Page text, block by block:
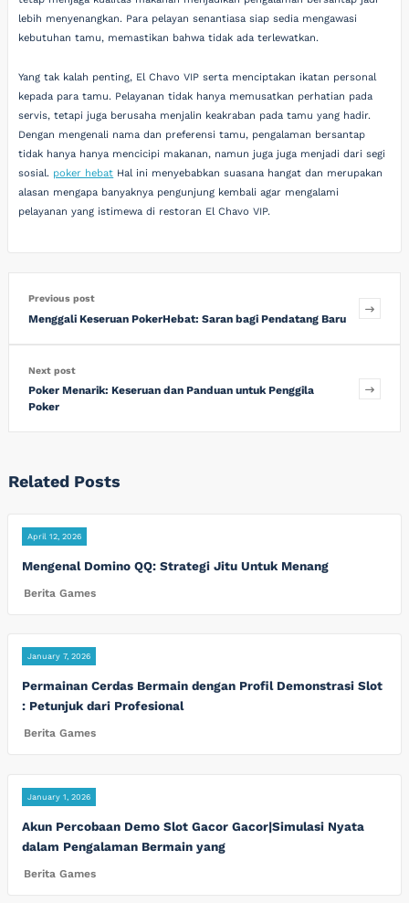
lebih menyenangkan. Para pelayan senantiasa siap sedia mengawasi
kebutuhan tamu, memastikan bahwa tidak ada terlewatkan.
Yang tak kalah penting, El Chavo VIP serta menciptakan ikatan personal
kepada para tamu. Pelayanan tidak hanya memusatkan perhatian pada
servis, tetapi juga berusaha menjalin keakraban pada tamu yang hadir.
Dengan mengenali nama dan preferensi tamu, pengalaman bersantap
tidak hanya hanya mencicipi makanan, namun juga juga menjadi dari segi
sosial. poker hebat Hal ini menyebabkan suasana hangat dan merupakan
alasan mengapa banyaknya pengunjung kembali agar mengalami
pelayanan yang istimewa di restoran El Chavo VIP.
Previous post
Menggali Keseruan PokerHebat: Saran bagi Pendatang Baru
Next post
Poker Menarik: Keseruan dan Panduan untuk Penggila
Poker
Related Posts
April 12, 2026
Mengenal Domino QQ: Strategi Jitu Untuk Menang
Berita Games
January 7, 2026
Permainan Cerdas Bermain dengan Profil Demonstrasi Slot
: Petunjuk dari Profesional
Berita Games
January 1, 2026
Akun Percobaan Demo Slot Gacor Gacor|Simulasi Nyata
dalam Pengalaman Bermain yang
Berita Games